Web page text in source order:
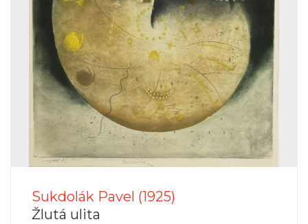
Sukdolák Pavel (1925)
Žlutá ulita